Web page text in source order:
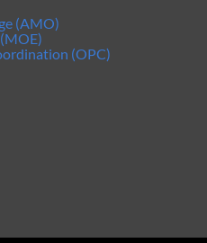
(AMO)
(OPC)